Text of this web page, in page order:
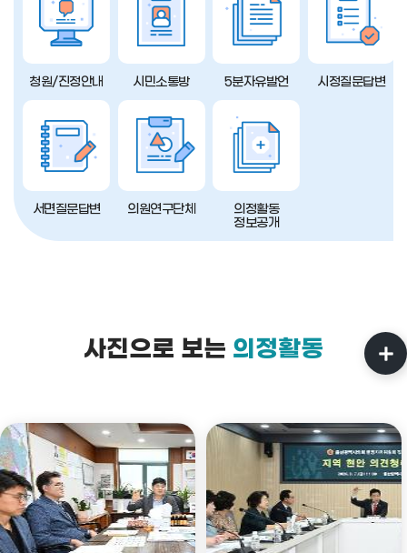
청원/진정안내 시민소통방 5분자유발언 시정질문답변
서면질문답변 의원연구단체
의정활동
정보공개
사진으로 보는 의정활동